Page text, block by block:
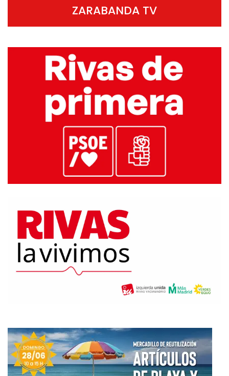
ZARABANDA TV